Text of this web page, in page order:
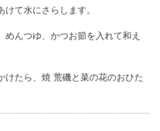
て水にさらします。
んつゆ、かつお節を入れて和え
けたら、焼 荒磯と菜の花のおひた